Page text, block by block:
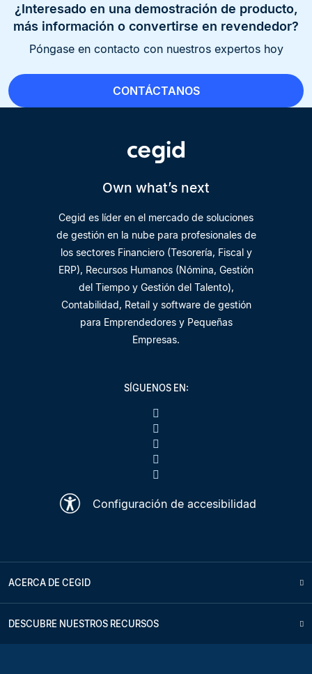
¿Interesado en una demostración de producto,
más información o convertirse en revendedor?
Póngase en contacto con nuestros expertos hoy
CONTÁCTANOS
Own what’s next
Cegid es líder en el mercado de soluciones
de gestión en la nube para profesionales de
los sectores Financiero (Tesorería, Fiscal y
ERP), Recursos Humanos (Nómina, Gestión
del Tiempo y Gestión del Talento),
Contabilidad, Retail y software de gestión
para Emprendedores y Pequeñas
Empresas.
SÍGUENOS EN:
Configuración de accesibilidad
ACERCA DE CEGID
DESCUBRE NUESTROS RECURSOS